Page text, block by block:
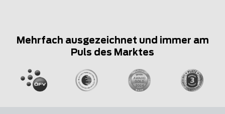
Mehrfach ausgezeichnet und immer am
Puls des Marktes